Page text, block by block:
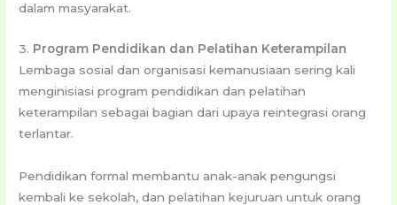
dalam masyarakat.
3. Program Pendidikan dan Pelatihan Keterampilan
Lembaga sosial dan organisasi kemanusiaan sering kali
menginisiasi program pendidikan dan pelatihan
keterampilan sebagai bagian dari upaya reintegrasi orang
terlantar.
Pendidikan formal membantu anak-anak pengungsi
kembali ke sekolah, dan pelatihan kejuruan untuk orang